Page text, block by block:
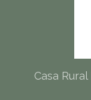
Casa